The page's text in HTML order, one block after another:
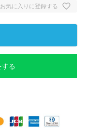
お気に入りに登録する
する